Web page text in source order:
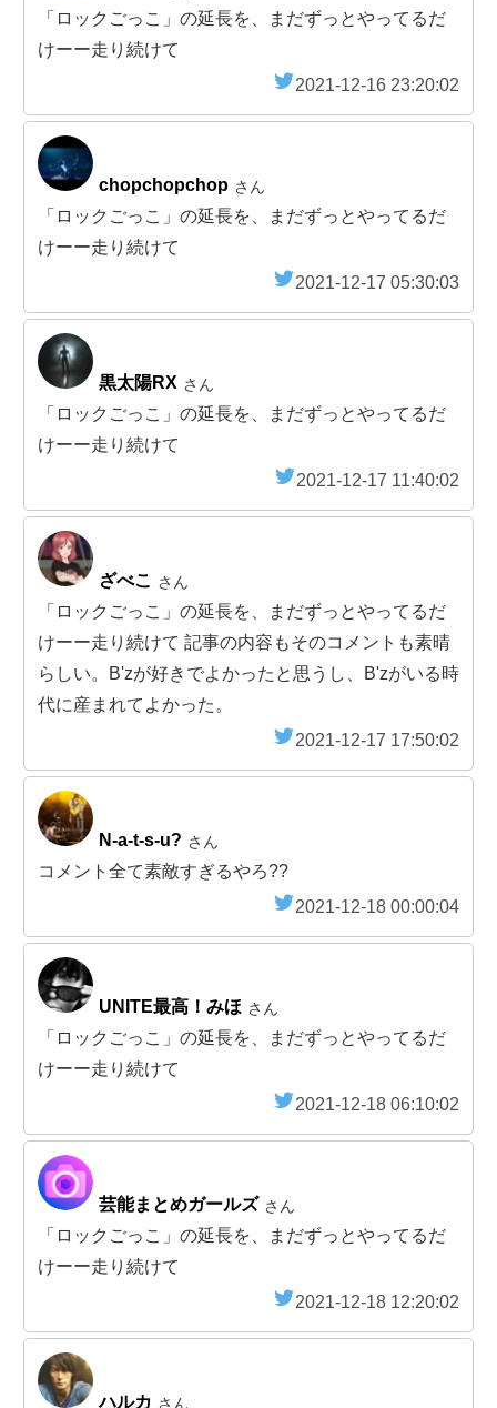
「ロックごっこ」の延長を、まだずっとやってるだ
けーー走り続けて
2021-12-16 23:20:02
chopchopchop さん
「ロックごっこ」の延長を、まだずっとやってるだ
けーー走り続けて
2021-12-17 05:30:03
黒太陽RX さん
「ロックごっこ」の延長を、まだずっとやってるだ
けーー走り続けて
2021-12-17 11:40:02
ざべこ さん
「ロックごっこ」の延長を、まだずっとやってるだ
けーー走り続けて 記事の内容もそのコメントも素晴
らしい。B'zが好きでよかったと思うし、B'zがいる時
代に産まれてよかった。
2021-12-17 17:50:02
N-a-t-s-u? さん
コメント全て素敵すぎるやろ??
2021-12-18 00:00:04
UNITE最高！みほ さん
「ロックごっこ」の延長を、まだずっとやってるだ
けーー走り続けて
2021-12-18 06:10:02
芸能まとめガールズ さん
「ロックごっこ」の延長を、まだずっとやってるだ
けーー走り続けて
2021-12-18 12:20:02
ハルカ さん